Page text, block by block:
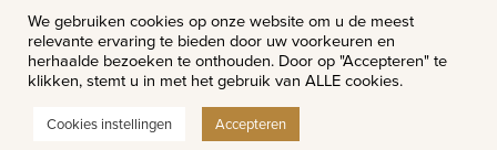
Vacatures
© Van Hell Juweliers - Alle rechten voorbehouden.
Website ontwerp & realisatie:Watch this Agency BV Almere
We gebruiken cookies op onze website om u de meest
relevante ervaring te bieden door uw voorkeuren en
herhaalde bezoeken te onthouden. Door op "Accepteren" te
klikken, stemt u in met het gebruik van ALLE cookies.
Cookies instellingen Accepteren